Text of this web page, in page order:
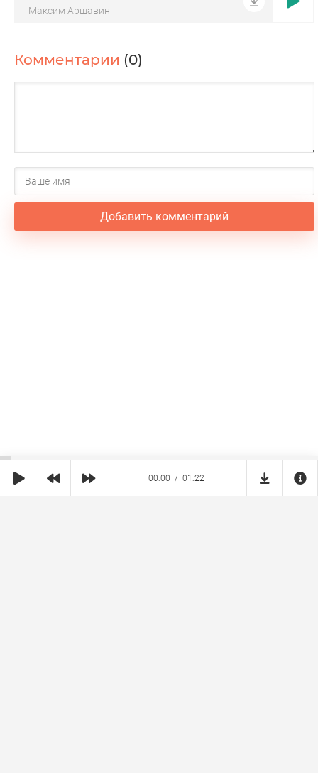
Максим Аршавин
Комментарии (0)
Добавить комментарий
00:00 01:22